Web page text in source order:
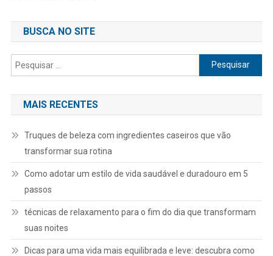
BUSCA NO SITE
Pesquisar
por:
MAIS RECENTES
Truques de beleza com ingredientes caseiros que vão
transformar sua rotina
Como adotar um estilo de vida saudável e duradouro em 5
passos
técnicas de relaxamento para o fim do dia que transformam
suas noites
Dicas para uma vida mais equilibrada e leve: descubra como